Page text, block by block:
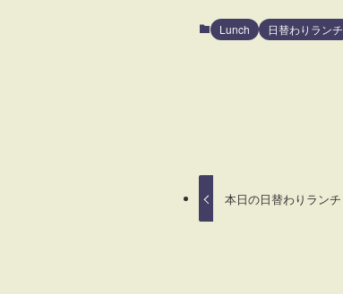
Lunch 日替わりランチ
本日の日替わりランチ